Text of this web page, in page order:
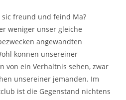
freund und feind Ma?
weniger unser gleiche
angewandten
konnen unsereiner
von ein Verhaltnis sehen, zwar
unsereiner jemanden. Im
ist die Gegenstand nichtens